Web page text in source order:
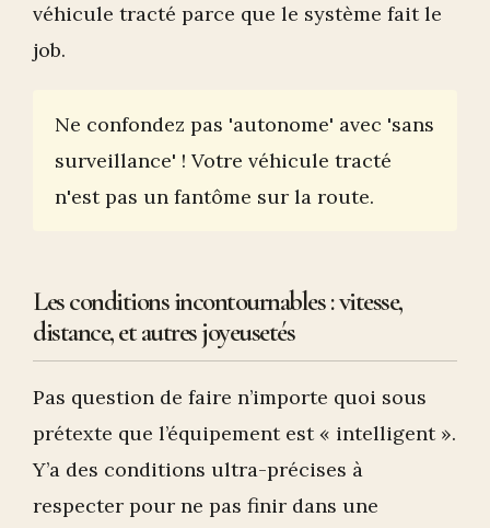
véhicule tracté parce que le système fait le
job.
Ne confondez pas 'autonome' avec 'sans
surveillance' ! Votre véhicule tracté
n'est pas un fantôme sur la route.
Les conditions incontournables : vitesse,
distance, et autres joyeusetés
Pas question de faire n’importe quoi sous
prétexte que l’équipement est « intelligent ».
Y’a des conditions ultra-précises à
respecter pour ne pas finir dans une